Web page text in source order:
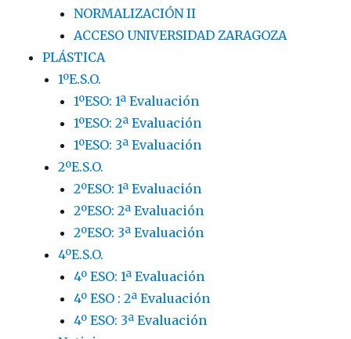
NORMALIZACIÓN II
ACCESO UNIVERSIDAD ZARAGOZA
PLÁSTICA
1ºE.S.O.
1ºESO: 1ª Evaluación
1ºESO: 2ª Evaluación
1ºESO: 3ª Evaluación
2ºE.S.O.
2ºESO: 1ª Evaluación
2ºESO: 2ª Evaluación
2ºESO: 3ª Evaluación
4ºE.S.O.
4º ESO: 1ª Evaluación
4º ESO : 2ª Evaluación
4º ESO: 3ª Evaluación